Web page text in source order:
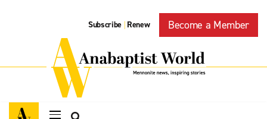
Subscribe | Renew Become a Member